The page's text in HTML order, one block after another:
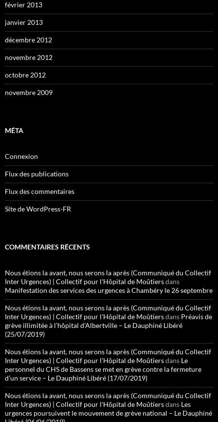
février 2013
janvier 2013
décembre 2012
novembre 2012
octobre 2012
novembre 2009
MÉTA
Connexion
Flux des publications
Flux des commentaires
Site de WordPress-FR
COMMENTAIRES RÉCENTS
Nous étions la avant, nous serons la après (Communiqué du Collectif
Inter Urgences) | Collectif pour l'Hôpital de Moûtiersdans
Manifestation des services des urgences à Chambéry le 26 septembre
Nous étions la avant, nous serons la après (Communiqué du Collectif
Inter Urgences) | Collectif pour l'Hôpital de Moûtiersdans Préavis de
grève illimitée à l’hôpital d’Albertville – Le Dauphiné Libéré
(25/07/2019)
Nous étions la avant, nous serons la après (Communiqué du Collectif
Inter Urgences) | Collectif pour l'Hôpital de Moûtiersdans Le
personnel du CHS de Bassens se met en grève contre la fermeture
d’un service – Le Dauphiné Libéré (17/07/2019)
Nous étions la avant, nous serons la après (Communiqué du Collectif
Inter Urgences) | Collectif pour l'Hôpital de Moûtiersdans Les
urgences poursuivent le mouvement de grève national – Le Dauphiné